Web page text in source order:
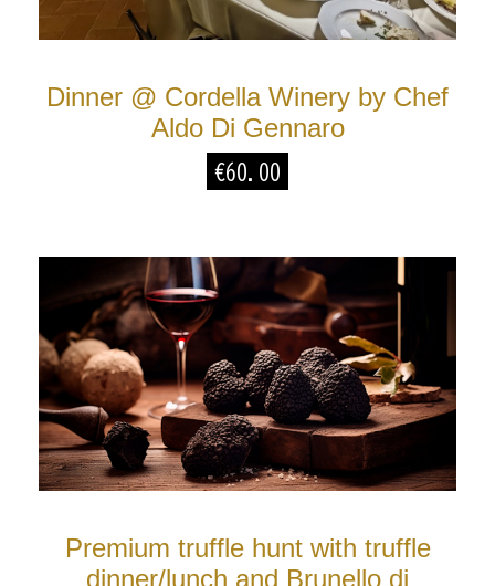
Dinner @ Cordella Winery by Chef
Aldo Di Gennaro
€60.00
Premium truffle hunt with truffle
dinner/lunch and Brunello di